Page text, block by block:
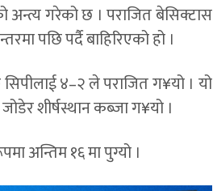
अन्त्य गरेको छ । पराजित बेसिक्टास
पछि पर्दै बाहिरिएको हो ।
४–२ ले पराजित ग¥यो । यो
शीर्षस्थान कब्जा ग¥यो ।
अन्तिम १६ मा पुग्यो ।